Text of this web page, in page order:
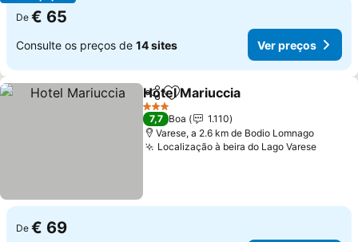
De € 65
Consulte os preços de 14 sites Ver preços
PartilharAdicionar aos favoritos
Hotel Mariuccia
3 Estrelas
7,7 Boa
1.110
Varese, a 2.6 km de Bodio Lomnago
Localização à beira do Lago VareseVer
De € 69